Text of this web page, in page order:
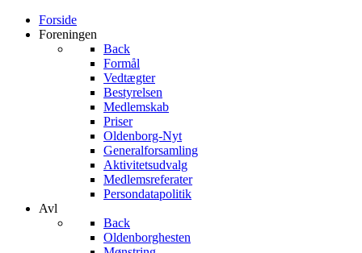
Forside
Foreningen
Back
Formål
Vedtægter
Bestyrelsen
Medlemskab
Priser
Oldenborg-Nyt
Generalforsamling
Aktivitetsudvalg
Medlemsreferater
Persondatapolitik
Avl
Back
Oldenborghesten